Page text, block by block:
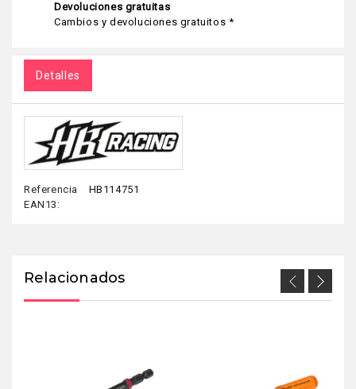
Devoluciones gratuitas
Cambios y devoluciones gratuitos *
Detalles
Referencia
HB114751
EAN13:
Relacionados